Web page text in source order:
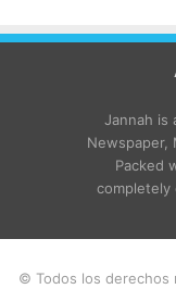
Jannah is
Newspaper,
Packed
completely
© Todos los derechos